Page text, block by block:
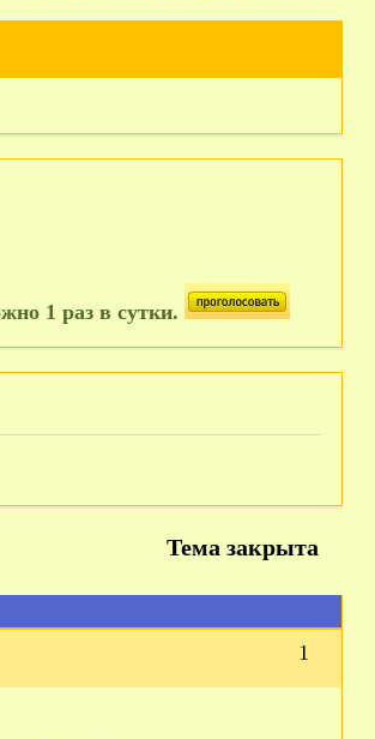
1 раз в сутки.
Тема закрыта
1